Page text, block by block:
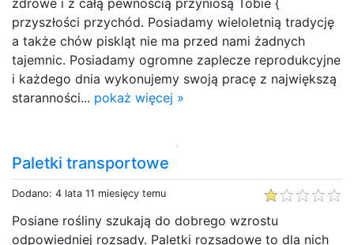
przyszłości przychód. Posiadamy wieloletnią tradycję
a także chów piskląt nie ma przed nami żadnych
tajemnic. Posiadamy ogromne zaplecze reprodukcyjne
i każdego dnia wykonujemy swoją pracę z największą
staranności... pokaż więcej »
Paletki transportowe
Dodano: 4 lata 11 miesięcy temu
Posiane rośliny szukają do dobrego wzrostu
odpowiedniej rozsady. Paletki rozsadowe to dla nich